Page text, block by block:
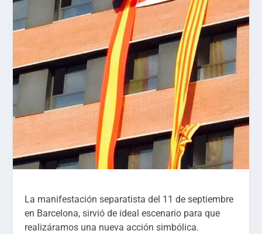
La manifestación separatista del 11 de septiembre
en Barcelona, sirvió de ideal escenario para que
realizáramos una nueva acción simbólica.